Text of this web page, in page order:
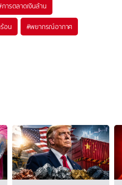
การตลาดเงินล้าน
อน #พยากรณ์อากาศ